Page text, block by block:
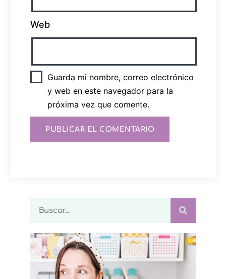
Web
Guarda mi nombre, correo electrónico
y web en este navegador para la
próxima vez que comente.